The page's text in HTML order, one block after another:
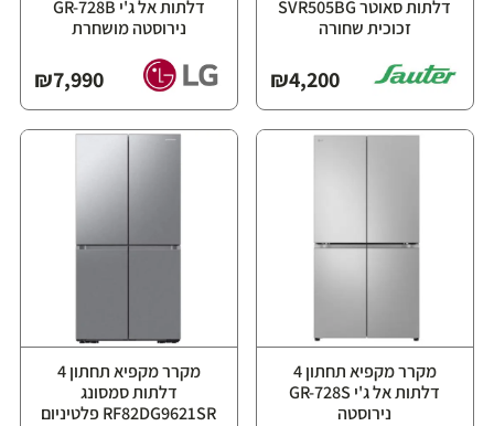
דלתות סאוטר SVR505BG
זכוכית שחורה
₪4,200
דלתות אל ג'י GR-728B
נירוסטה מושחרת
₪7,990
מקרר מקפיא תחתון 4
דלתות אל ג'י GR-728S
נירוסטה
מקרר מקפיא תחתון 4
דלתות סמסונג
RF82DG9621SR פלטיניום